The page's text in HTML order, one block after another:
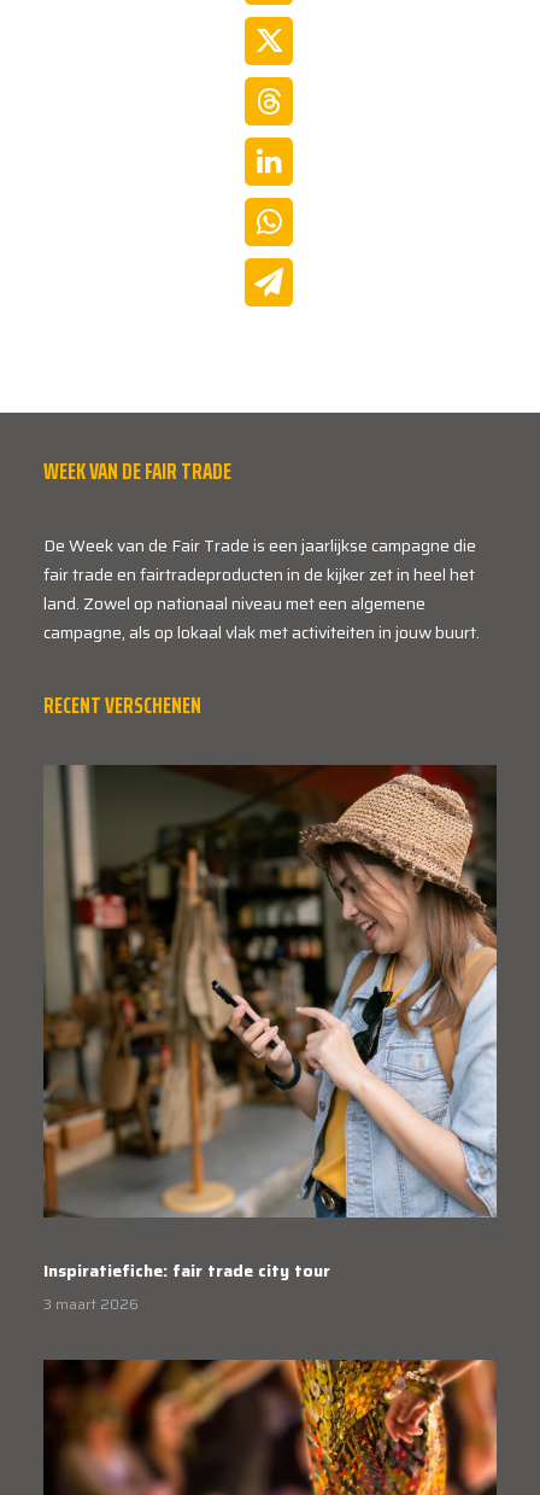
WEEK VAN DE FAIR TRADE
De Week van de Fair Trade is een jaarlijkse campagne die
fair trade en fairtradeproducten in de kijker zet in heel het
land. Zowel op nationaal niveau met een algemene
campagne, als op lokaal vlak met activiteiten in jouw buurt.
RECENT VERSCHENEN
Inspiratiefiche: fair trade city tour
3 maart 2026